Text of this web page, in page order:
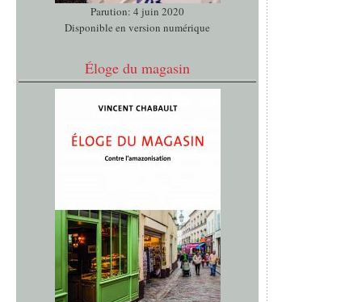
Parution: 4 juin 2020
Disponible en version numérique
Éloge du magasin